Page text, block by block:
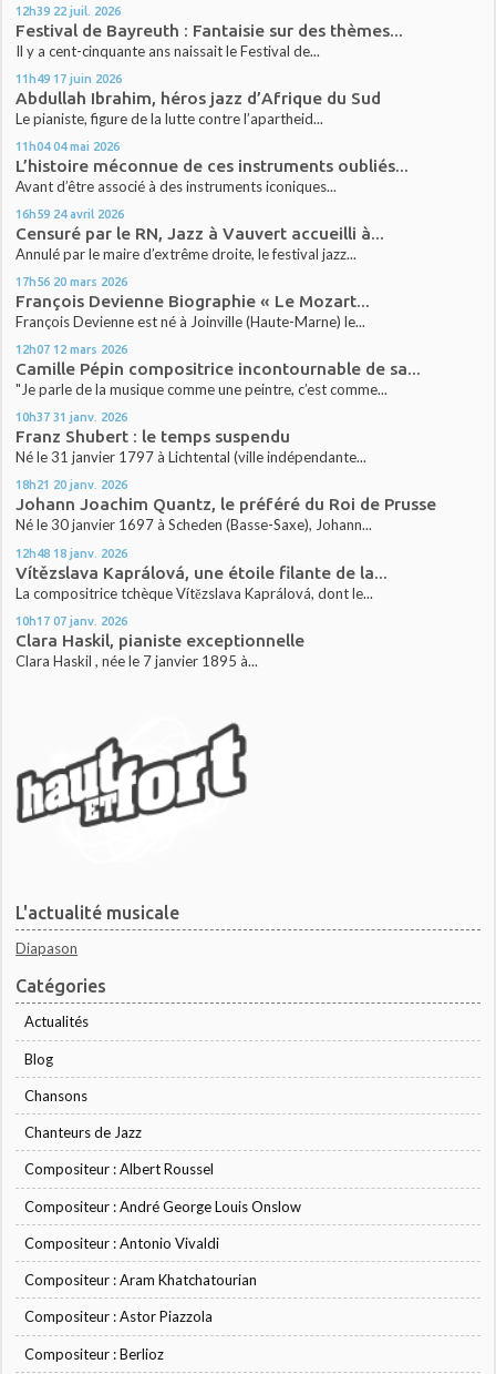
12h39 22 juil. 2026
Festival de Bayreuth : Fantaisie sur des thèmes...
Il y a cent-cinquante ans naissait le Festival de...
11h49 17 juin 2026
Abdullah Ibrahim, héros jazz d’Afrique du Sud
Le pianiste, figure de la lutte contre l’apartheid...
11h04 04 mai 2026
L’histoire méconnue de ces instruments oubliés...
Avant d’être associé à des instruments iconiques...
16h59 24 avril 2026
Censuré par le RN, Jazz à Vauvert accueilli à...
Annulé par le maire d’extrême droite, le festival jazz...
17h56 20 mars 2026
François Devienne Biographie « Le Mozart...
François Devienne est né à Joinville (Haute-Marne) le...
12h07 12 mars 2026
Camille Pépin compositrice incontournable de sa...
"Je parle de la musique comme une peintre, c’est comme...
10h37 31 janv. 2026
Franz Shubert : le temps suspendu
Né le 31 janvier 1797 à Lichtental (ville indépendante...
18h21 20 janv. 2026
Johann Joachim Quantz, le préféré du Roi de Prusse
Né le 30 janvier 1697 à Scheden (Basse-Saxe), Johann...
12h48 18 janv. 2026
Vítězslava Kaprálová, une étoile filante de la...
La compositrice tchèque Vítězslava Kaprálová, dont le...
10h17 07 janv. 2026
Clara Haskil, pianiste exceptionnelle
Clara Haskil , née le 7 janvier 1895 à...
L'actualité musicale
Diapason
Catégories
Actualités
Blog
Chansons
Chanteurs de Jazz
Compositeur : Albert Roussel
Compositeur : André George Louis Onslow
Compositeur : Antonio Vivaldi
Compositeur : Aram Khatchatourian
Compositeur : Astor Piazzola
Compositeur : Berlioz